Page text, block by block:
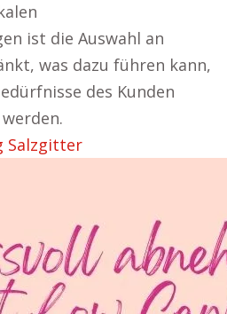
ist die Auswahl an
was dazu führen kann,
des Kunden
Salzgitter